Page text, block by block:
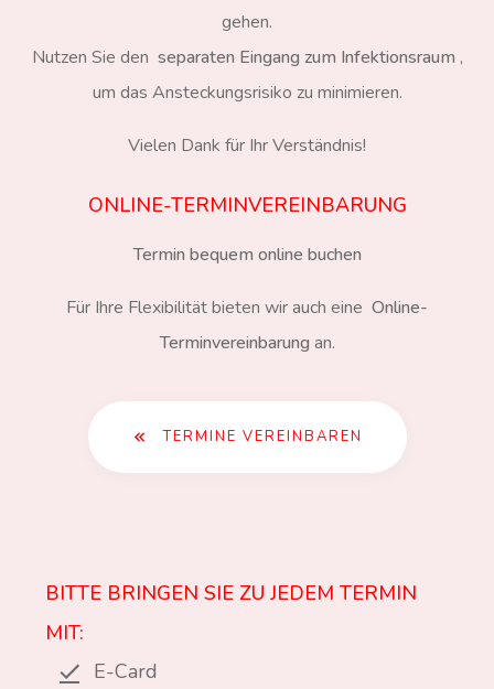
gehen.
Nutzen Sie den separaten Eingang zum Infektionsraum ,
um das Ansteckungsrisiko zu minimieren.
Vielen Dank für Ihr Verständnis!
ONLINE-TERMINVEREINBARUNG
Termin bequem online buchen
Für Ihre Flexibilität bieten wir auch eine Online-
Terminvereinbarung an.
TERMINE VEREINBAREN
BITTE BRINGEN SIE ZU JEDEM TERMIN
MIT:
E-Card